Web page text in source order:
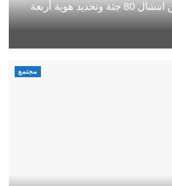
سلطات سبتة تعلن انتشال 80 جثة وتحديد هوية أربعة
مجتمع